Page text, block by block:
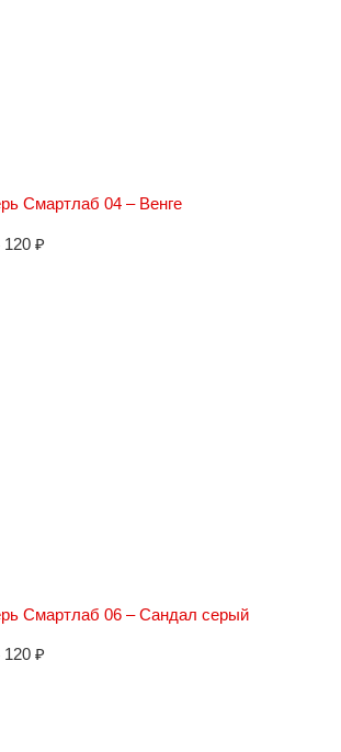
Смартлаб 04 – Венге
120 ₽
Смартлаб 06 – Сандал серый
120 ₽